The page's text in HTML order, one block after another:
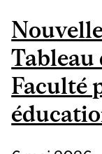
Tableau
Faculté